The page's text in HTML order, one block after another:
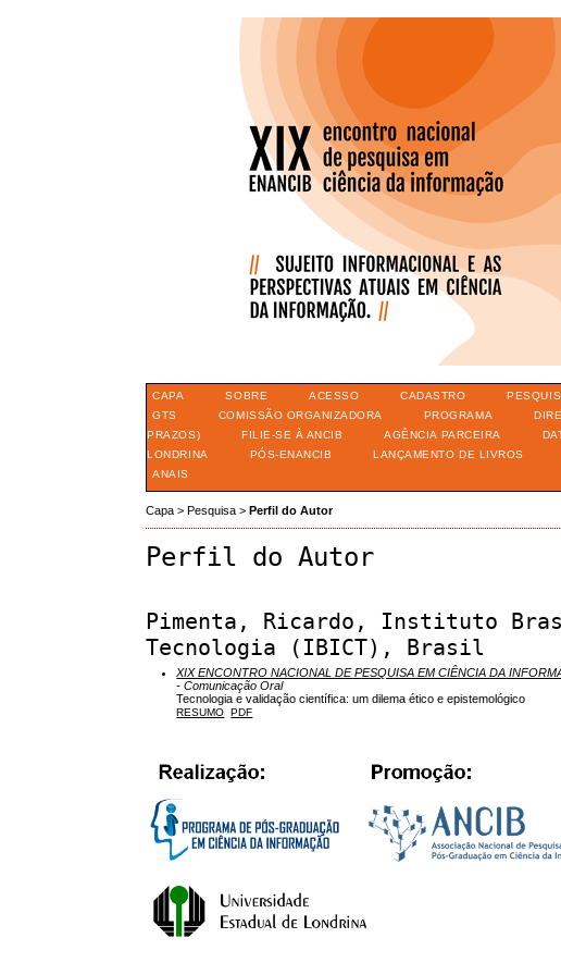
CAPA SOBRE ACESSO CADASTRO
GTS
COMISSÃO ORGANIZADORA PROGRAMA
PRAZOS)
FILIE-SE À ANCIB AGÊNCIA PARCEIRA
LONDRINA
PÓS-ENANCIB LANÇAMENTO DE LIVROS
ANAIS
Capa >Pesquisa >Perfil do Autor
Perfil do Autor
Pimenta, Ricardo, Instituto
Tecnologia (IBICT), Brasil
XIX ENCONTRO NACIONAL DE PESQUISA EM CIÊNCIA DA
- Comunicação Oral
Tecnologia e validação científica: um dilema ético e epistemológico
RESUMO PDF